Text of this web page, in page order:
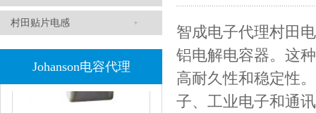
村田贴片电感
Johanson电容代理
智成电子代理村田
铝电解电容器。这
高耐久性和稳定性
子、工业电子和通